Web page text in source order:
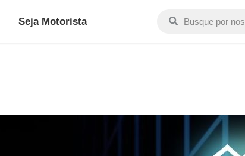
Seja Motorista
Buscar conteúdos